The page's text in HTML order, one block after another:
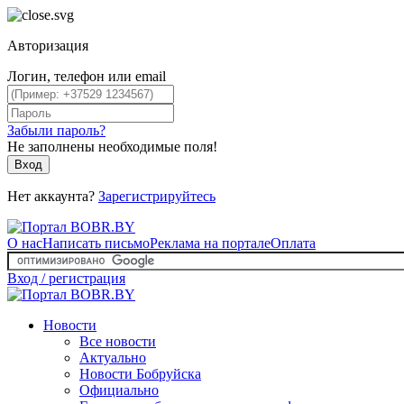
Авторизация
Логин, телефон или email
Забыли пароль?
Не заполнены необходимые поля!
Вход
Нет аккаунта? Зарегистрируйтесь
О насНаписать письмоРеклама на порталеОплата
Вход / регистрация
Новости
Все новости
Актуально
Новости Бобруйска
Официально